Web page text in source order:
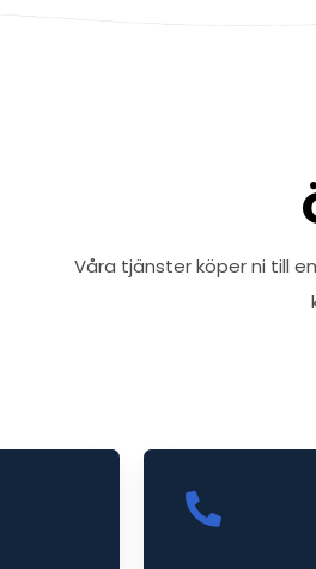
Våra tjänster köper ni till